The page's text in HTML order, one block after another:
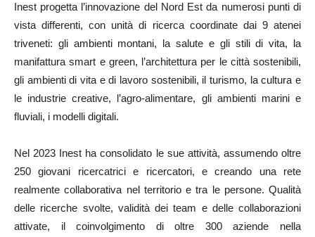
Inest progetta l’innovazione del Nord Est da numerosi punti di
vista differenti, con unità di ricerca coordinate dai 9 atenei
triveneti: gli ambienti montani, la salute e gli stili di vita, la
manifattura smart e green, l’architettura per le città sostenibili,
gli ambienti di vita e di lavoro sostenibili, il turismo, la cultura e
le industrie creative, l’agro-alimentare, gli ambienti marini e
fluviali, i modelli digitali.
Nel 2023 Inest ha consolidato le sue attività, assumendo oltre
250 giovani ricercatrici e ricercatori, e creando una rete
realmente collaborativa nel territorio e tra le persone. Qualità
delle ricerche svolte, validità dei team e delle collaborazioni
attivate, il coinvolgimento di oltre 300 aziende nella